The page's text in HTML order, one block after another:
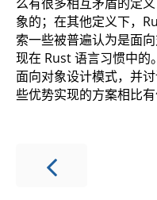
象的；在其他定义下，
索一些被普遍认为是面
现在 Rust 语言习惯中的
面向对象设计模式，并
些优势实现的方案相比有